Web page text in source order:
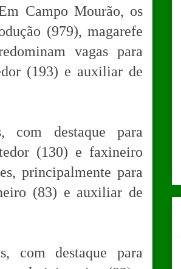
Campo Mourão, os
(979), magarefe
vagas para
(193) e auxiliar de
com destaque para
(130) e faxineiro
principalmente para
(83) e auxiliar de
com destaque para